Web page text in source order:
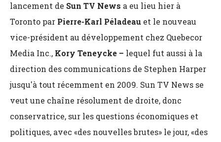
lancement de Sun TV News a eu lieu hier à
Toronto par Pierre-Karl Péladeau et le nouveau
vice-président au développement chez Quebecor
Media Inc., Kory Teneycke – lequel fut aussi à la
direction des communications de Stephen Harper
jusqu'à tout récemment en 2009. Sun TV News se
veut une chaîne résolument de droite, donc
conservatrice, sur les questions économiques et
politiques, avec «des nouvelles brutes» le jour, «des